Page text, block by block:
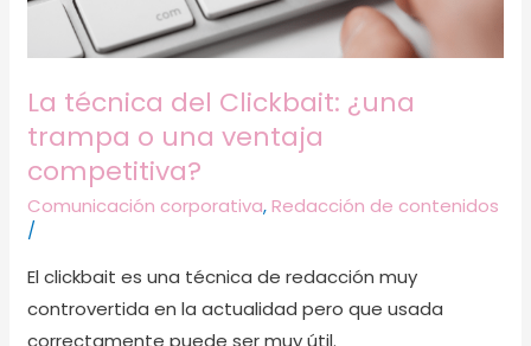
La técnica del Clickbait: ¿una
trampa o una ventaja
competitiva?
Comunicación corporativa,Redacción de contenidos
/
El clickbait es una técnica de redacción muy
controvertida en la actualidad pero que usada
ventaja
competitiva?